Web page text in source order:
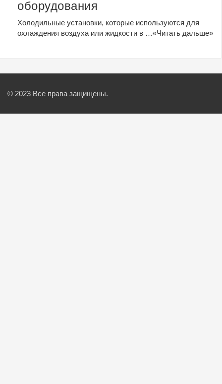
оборудования
Холодильные установки, которые используются для
охлаждения воздуха или жидкости в …«Читать дальше»
© 2023 Все права защищены.